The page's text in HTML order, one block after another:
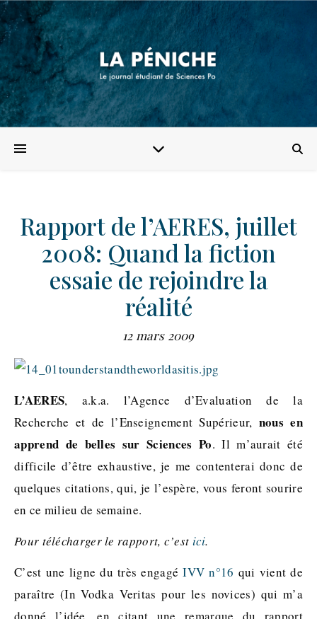
Rapport de l’AERES, juillet
2008: Quand la fiction
essaie de rejoindre la
réalité
12 mars 2009
L’AERES, a.k.a. l’Agence d’Evaluation de la
Recherche et de l’Enseignement Supérieur, nous en
apprend de belles sur Sciences Po. Il m’aurait été
difficile d’être exhaustive, je me contenterai donc de
quelques citations, qui, je l’espère, vous feront sourire
en ce milieu de semaine.
Pour télécharger le rapport, c’est ici.
C’est une ligne du très engagéIVV n°16 qui vient de
paraître (In Vodka Veritas pour les novices) qui m’a